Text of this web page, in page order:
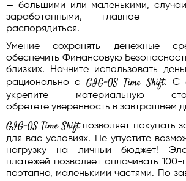
— большими или маленькими,
заработанными, главное —
распорядиться.
Умение сохранять денежные
обеспечить Финансовую
близких. Начните использовать
рационально с GIG-OS Time Shift. С
укрепите материальную
обретете уверенность в завтрашнем
GIG-OS Time Shiftпозволяет покупать
для вас условиях. Не упустите
нагрузку на личный бюджет!
платежей позволяет оплачивать 100-
поэтапно, маленькими частями. По